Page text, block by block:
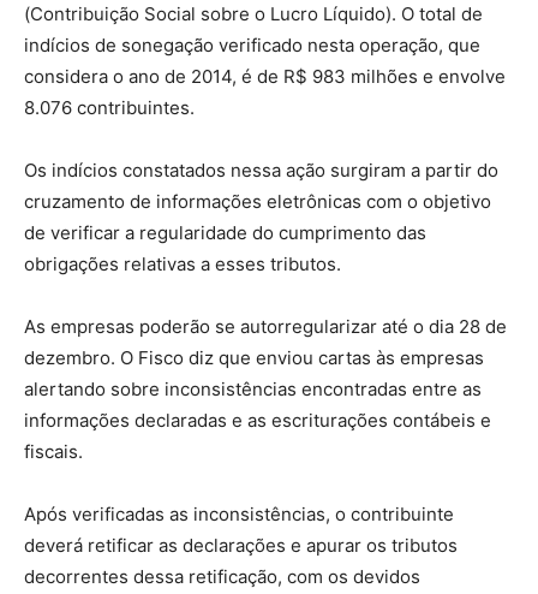
(Contribuição Social sobre o Lucro Líquido). O total de
indícios de sonegação verificado nesta operação, que
considera o ano de 2014, é de R$ 983 milhões e envolve
8.076 contribuintes.
Os indícios constatados nessa ação surgiram a partir do
cruzamento de informações eletrônicas com o objetivo
de verificar a regularidade do cumprimento das
obrigações relativas a esses tributos.
As empresas poderão se autorregularizar até o dia 28 de
dezembro. O Fisco diz que enviou cartas às empresas
alertando sobre inconsistências encontradas entre as
informações declaradas e as escriturações contábeis e
fiscais.
Após verificadas as inconsistências, o contribuinte
deverá retificar as declarações e apurar os tributos
decorrentes dessa retificação, com os devidos